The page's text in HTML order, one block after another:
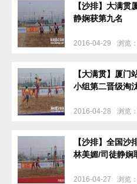
【沙排】大满贯
静娴获第九名
2016-04-29 浏览
【大满贯】厦门
小组第二晋级淘
2016-04-28 浏览
【沙排】全国沙
林美媚/司徒静娴
2016-04-27 浏览